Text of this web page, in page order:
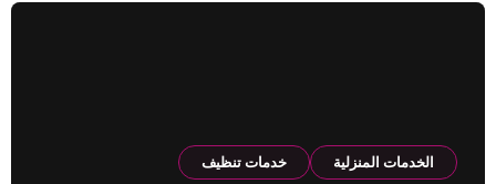
الخدمات المنزلية خدمات تنظيف